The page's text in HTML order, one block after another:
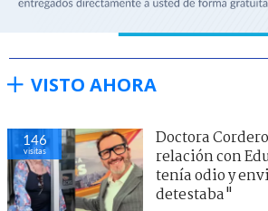
VISTO AHORA
146
visitas
Doctora
relación con
tenía odio y
detestaba"